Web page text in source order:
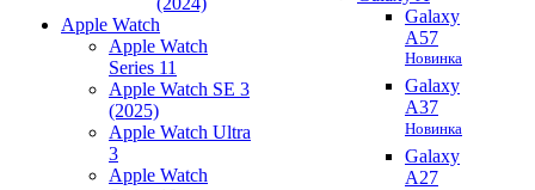
Apple Watch
Apple Watch
Series 11
Apple Watch SE 3
(2025)
Apple Watch Ultra
3
Apple Watch
Galaxy
A57
Новинка
Galaxy
A37
Новинка
Galaxy
A27